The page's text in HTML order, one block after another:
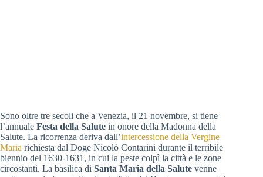
Sono oltre tre secoli che a Venezia, il 21 novembre, si tiene
l’annuale Festa della Salute in onore della Madonna della
Salute. La ricorrenza deriva dall’intercessione della Vergine
Maria richiesta dal Doge Nicolò Contarini durante il terribile
biennio del 1630-1631, in cui la peste colpì la città e le zone
circostanti. La basilica di Santa Maria della Salute venne